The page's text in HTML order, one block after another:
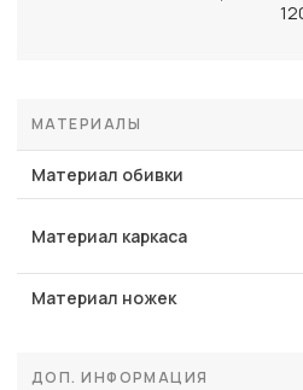
МАТЕРИАЛЫ
Материал обивки
Материал каркаса
Материал ножек
ДОП. ИНФОРМАЦИЯ